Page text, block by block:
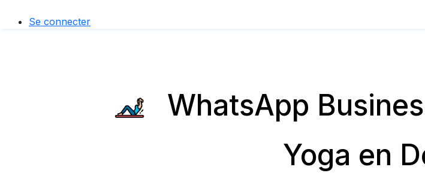
Se connecter
WhatsApp
Yoga en